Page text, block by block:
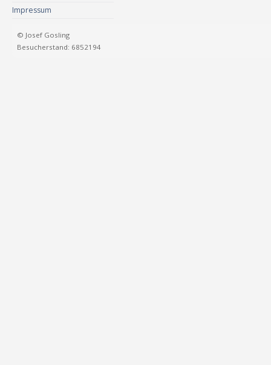
Impressum
© Josef Gosling
Besucherstand: 6852194